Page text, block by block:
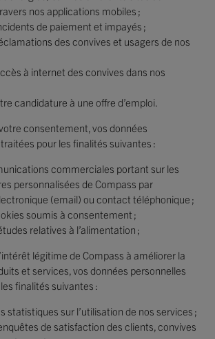
nos applications mobiles ;
de paiement et impayés ;
des convives et usagers de nos
à internet des convives dans nos
candidature à une offre d’emploi.
consentement, vos données
pour les finalités suivantes :
commerciales portant sur les
personnalisées de Compass par
(email) ou contact téléphonique ;
soumis à consentement ;
relatives à l’alimentation ;
légitime de Compass à améliorer la
et services, vos données personnelles
finalités suivantes :
statistiques sur l’utilisation de nos services ;
de satisfaction des clients, convives